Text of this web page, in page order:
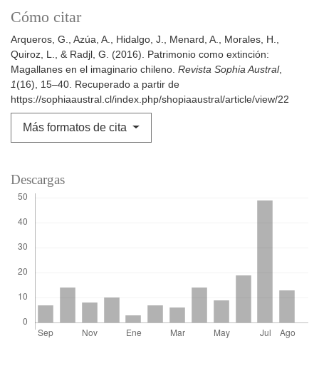
Cómo citar
Arqueros, G., Azúa, A., Hidalgo, J., Menard, A., Morales, H.,
Quiroz, L., & Radjl, G. (2016). Patrimonio como extinción:
Magallanes en el imaginario chileno. Revista Sophia Austral,
1(16), 15–40. Recuperado a partir de
https://sophiaaustral.cl/index.php/shopiaaustral/article/view/22
Más formatos de cita
Descargas